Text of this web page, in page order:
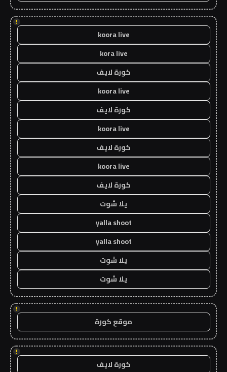
!
koora live
kora live
كورة لايف
koora live
كورة لايف
koora live
كورة لايف
koora live
كورة لايف
يلا شوت
yalla shoot
yalla shoot
يلا شوت
يلا شوت
!
موقع كورة
!
كورة لايف